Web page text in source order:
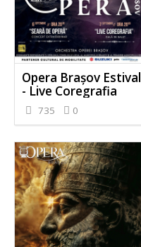
Opera Brașov Estival
- Live Coregrafia
735 0